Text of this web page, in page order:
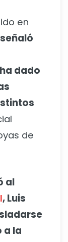
en
dado
de
al
, Luis
a la